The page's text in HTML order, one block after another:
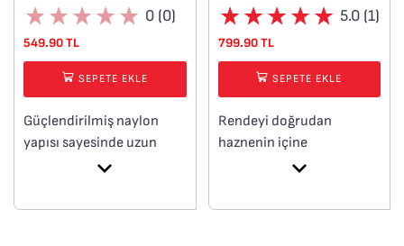
0 (0)
549.90 TL
SEPETE EKLE
Güçlendirilmiş naylon
yapısı sayesinde uzun
ömürlü kullanım sunar.
sayesinde tencere ve
5.0 (1)
799.90 TL
SEPETE EKLE
Rendeyi doğrudan
haznenin içine
yapabilirsiniz.
yüzeyleri sunar.